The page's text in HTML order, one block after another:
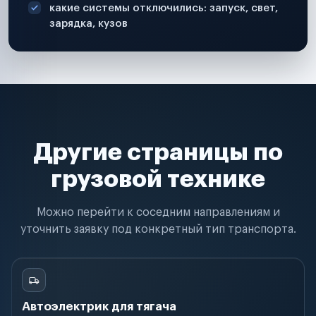
какие системы отключились: запуск, свет,
зарядка, кузов
Другие страницы по
грузовой технике
Можно перейти к соседним направлениям и
уточнить заявку под конкретный тип транспорта.
Автоэлектрик для тягача